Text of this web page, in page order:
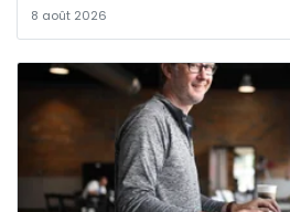
8 août 2026